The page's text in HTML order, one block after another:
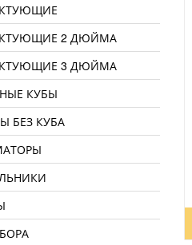
2 ДЮЙМА
3 ДЮЙМА
КУБЫ
БЕЗ КУБА